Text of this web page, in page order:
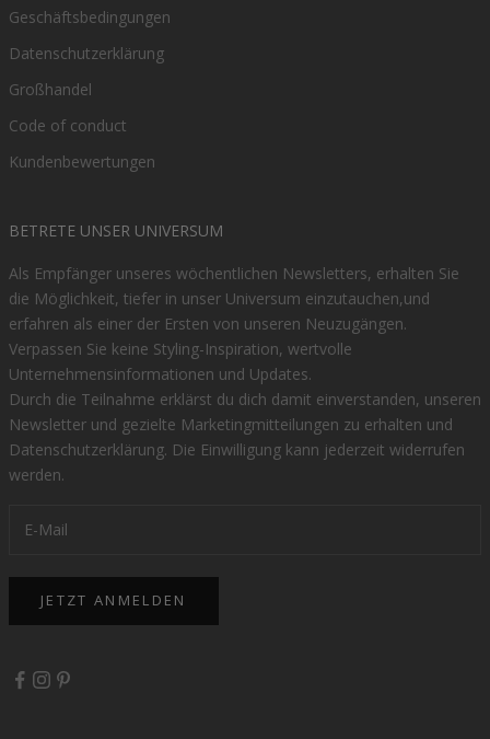
Geschäftsbedingungen
Datenschutzerklärung
Großhandel
Code of conduct
Kundenbewertungen
BETRETE UNSER UNIVERSUM
Als Empfänger unseres wöchentlichen Newsletters, erhalten Sie
die Möglichkeit, tiefer in unser Universum einzutauchen,und
erfahren als einer der Ersten von unseren Neuzugängen.
Verpassen Sie keine Styling-Inspiration, wertvolle
Unternehmensinformationen und Updates.
Durch die Teilnahme erklärst du dich damit einverstanden, unseren
Newsletter und gezielte Marketingmitteilungen zu erhalten und
Datenschutzerklärung. Die Einwilligung kann jederzeit widerrufen
werden.
JETZT ANMELDEN